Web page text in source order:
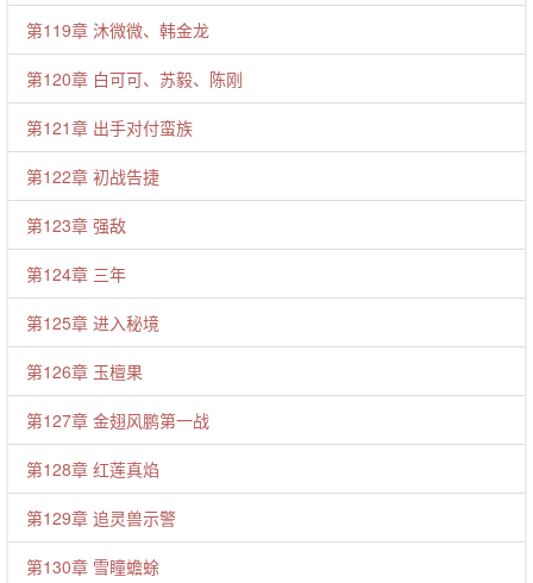
第119章 沐微微、韩金龙
第120章 白可可、苏毅、陈刚
第121章 出手对付蛮族
第122章 初战告捷
第123章 强敌
第124章 三年
第125章 进入秘境
第126章 玉檀果
第127章 金翅风鹏第一战
第128章 红莲真焰
第129章 追灵兽示警
第130章 雪瞳蟾蜍